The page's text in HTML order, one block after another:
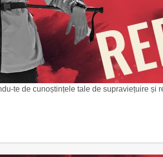
te de cunoștințele tale de supraviețuire și